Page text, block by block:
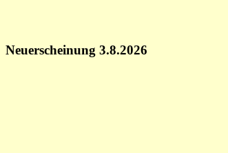
Neuerscheinung 3.8.2026